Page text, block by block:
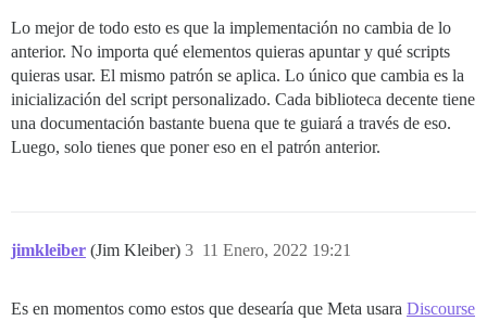
Lo mejor de todo esto es que la implementación no cambia de lo
anterior. No importa qué elementos quieras apuntar y qué scripts
quieras usar. El mismo patrón se aplica. Lo único que cambia es la
inicialización del script personalizado. Cada biblioteca decente tiene
una documentación bastante buena que te guiará a través de eso.
Luego, solo tienes que poner eso en el patrón anterior.
jimkleiber (Jim Kleiber) 11 Enero, 2022 19:21
3
Es en momentos como estos que desearía que Meta usara Discourse